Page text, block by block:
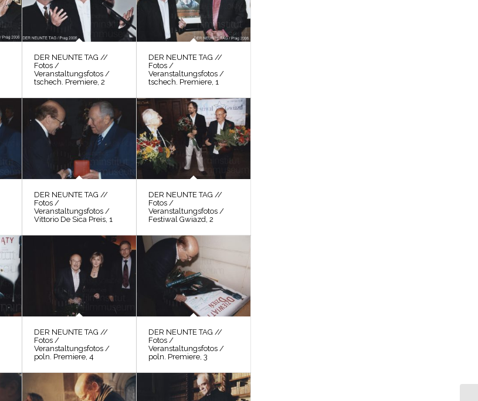
DER NEUNTE TAG //
Fotos /
Veranstaltungsfotos /
tschech. Premiere, 2
DER NEUNTE TAG //
Fotos /
Veranstaltungsfotos /
tschech. Premiere, 1
DER NEUNTE TAG //
Fotos /
Veranstaltungsfotos /
Vittorio De Sica Preis, 1
DER NEUNTE TAG //
Fotos /
Veranstaltungsfotos /
Festiwal Gwiazd, 2
DER NEUNTE TAG //
Fotos /
Veranstaltungsfotos /
poln. Premiere, 4
DER NEUNTE TAG //
Fotos /
Veranstaltungsfotos /
poln. Premiere, 3